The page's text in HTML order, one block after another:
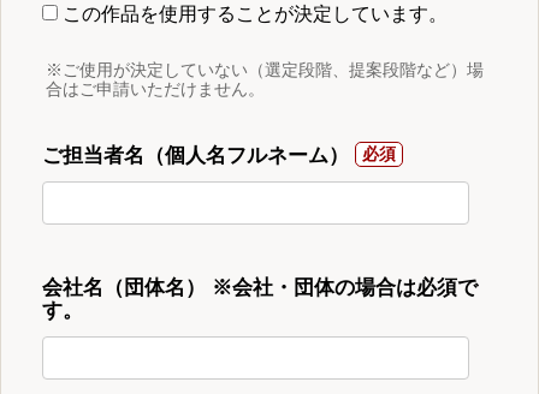
この作品を使用することが決定しています。
※ご使用が決定していない（選定段階、提案段階など）場
合はご申請いただけません。
ご担当者名（個人名フルネーム）
会社名（団体名） ※会社・団体の場合は必須で
す。